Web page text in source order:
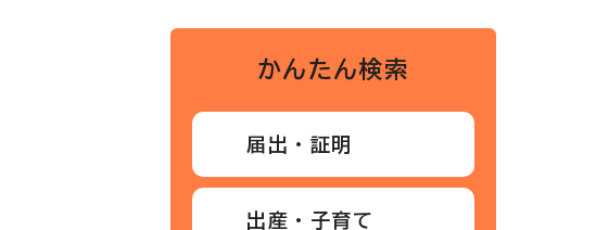
かんたん検索
届出・証明
出産・子育て